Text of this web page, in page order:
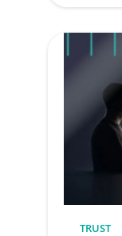
Gli
hanno
fiducia:
perché
abbiamo
TRUST